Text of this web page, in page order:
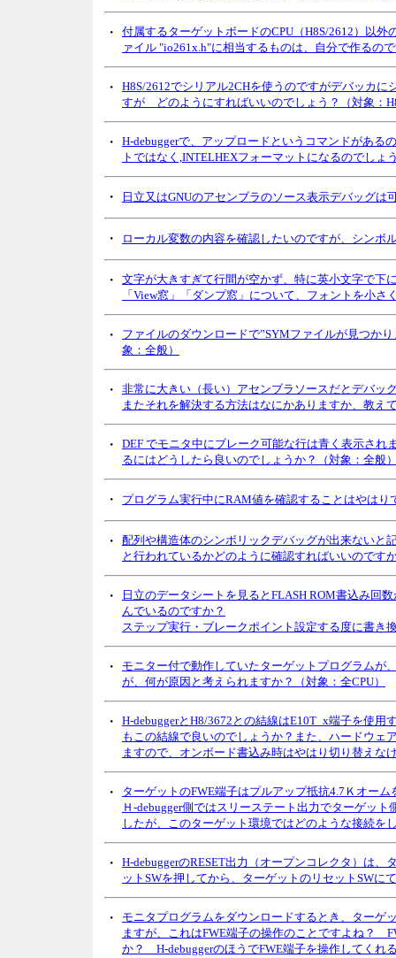
・
付属するターゲットボードのCPU（H8S/2612）以
ァイル "io261x.h"に相当するものは、自分で作るの
・
H8S/2612でシリアル2CHを使うのですがデバッカ
すが どのようにすればいいのでしょう？（対象：
・
H-debuggerで、アップロードというコマンドがある
トではなく,INTELHEXフォーマットになるのでしょ
・ 日立又はGNUのアセンブラのソース表示デバッグは
・ ローカル変数の内容を確認したいのですが、シンボ
・
文字が大きすぎて行間が空かず、特に英小文字で下
「View窓」「ダンプ窓」について、フォントを小
・
ファイルのダウンロードで”SYMファイルが見つか
象：全般）
・
非常に大きい（長い）アセンブラソースだとデバッ
またそれを解決する方法はなにかありますか、教え
・
DEF でモニタ中にブレーク可能な行は青く表示さ
るにはどうしたら良いのでしょうか？（対象：全般
・ プログラム実行中にRAM値を確認することはやはり
・
配列や構造体のシンボリックデバッグが出来ないと
と行われているかどのように確認すればいいのです
・
日立のデータシートを見るとFLASH ROM書込み回
んでいるのですか？
ステップ実行・ブレークポイント設定する度に書き
・
モニター付で動作していたターゲットプログラムが
が、何が原因と考えられますか？（対象：全CPU）
・
H-debuggerとH8/3672との結線はE10T_x端子を使
もこの結線で良いのでしょうか？また、ハードウェ
ますので、オンボード書込み時はやはり切り替えな
・
ターゲットのFWE端子はプルアップ抵抗4.7Ｋオー
Ｈ-debugger側ではスリーステート出力でターゲッ
したが、このターゲット環境ではどのような接続を
・
H-debuggerのRESET出力（オープンコレクタ）は
ットSWを押してから、ターゲットのリセットSWに
・
モニタプログラムをダウンロードするとき、ターゲ
ますが、これはFWE端子の操作のことですよね？
か？ H-debuggerのほうでFWE端子を操作してくれ